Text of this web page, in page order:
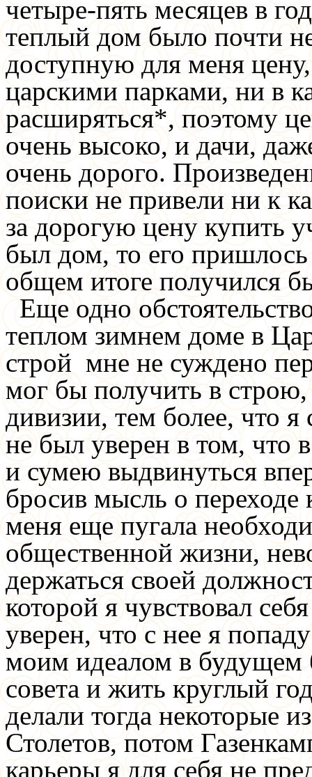
четыре-пять месяцев в
теплый дом было почти
доступную для меня
царскими парками, ни в
расширяться*, поэтому
очень высоко, и дачи,
очень дорого.
поиски не привели ни к
за дорогую цену купить
был дом, то его
общем итоге получился
Еще одно
теплом зимнем доме в
строй мне не суждено
мог бы получить в
дивизии, тем более, что я
не был уверен в том, что
и сумею выдвинуться
бросив мысль о
меня еще пугала
общественной жизни,
держаться своей
которой я чувствовал
уверен, что с нее я
моим идеалом в
совета и жить круглый
делали тогда некоторые
Столетов, потом
карьеры я для себя не